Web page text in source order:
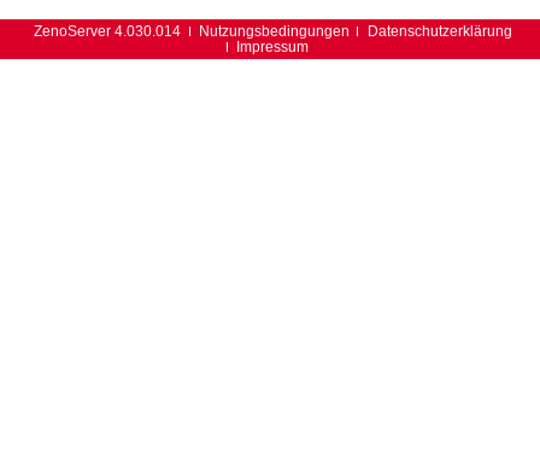
ZenoServer 4.030.014 Nutzungsbedingungen
Datenschutzerklärung
Impressum